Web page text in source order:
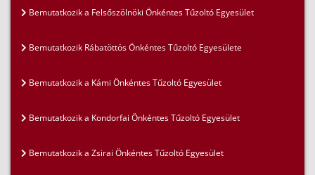
Bemutatkozik a Felsőszölnöki Önkéntes Tűzoltó Egyesület
Bemutatkozik Rábatöttös Önkéntes Tűzoltó Egyesülete
Bemutatkozik a Kámi Önkéntes Tűzoltó Egyesület
Bemutatkozik a Kondorfai Önkéntes Tűzoltó Egyesület
Bemutatkozik a Zsirai Önkéntes Tűzoltó Egyesület